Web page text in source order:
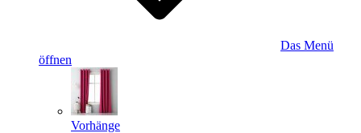
Das Menü
öffnen
Vorhänge